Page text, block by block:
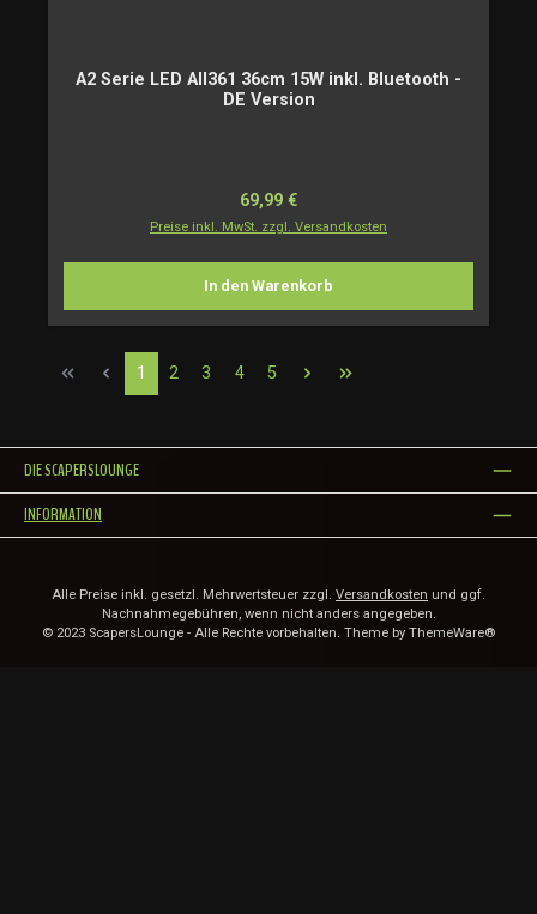
A2 Serie LED AII361 36cm 15W inkl. Bluetooth -
DE Version
Regulärer Preis:
69,99 €
Preise inkl. MwSt. zzgl. Versandkosten
In den Warenkorb
Seite
1 Seite
2 Seite
3 Seite
4 Seite
5
DIE SCAPERSLOUNGE
INFORMATION
Alle Preise inkl. gesetzl. Mehrwertsteuer zzgl. Versandkosten und ggf.
Nachnahmegebühren, wenn nicht anders angegeben.
© 2023 ScapersLounge - Alle Rechte vorbehalten. Theme by ThemeWare®